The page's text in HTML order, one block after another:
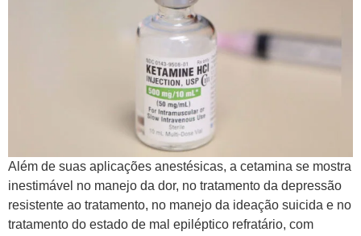
Além de suas aplicações anestésicas, a cetamina se mostra
inestimável no manejo da dor, no tratamento da depressão
resistente ao tratamento, no manejo da ideação suicida e no
tratamento do estado de mal epiléptico refratário, com